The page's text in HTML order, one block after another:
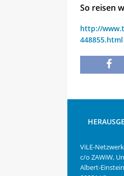
So reisen
http://
448855.html
ViLE-Netzwerk
c/o ZAWiW,
Albert-